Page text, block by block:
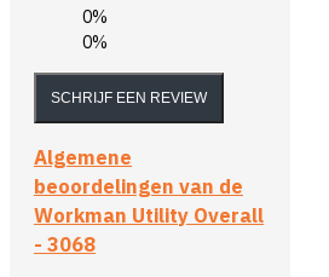
0%
0%
SCHRIJF EEN REVIEW
Algemene
beoordelingen van de
Workman Utility Overall
- 3068